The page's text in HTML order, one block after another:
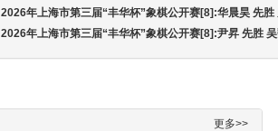
2026年上海市第三届“丰华杯”象棋公开赛[8]:华晨昊 先胜
2026年上海市第三届“丰华杯”象棋公开赛[8]:尹昇 先胜
更多>>